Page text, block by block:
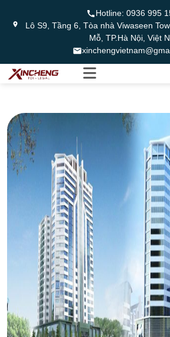
Hotline: 0936 995
Lô S9, Tầng 6, Tòa nhà Viwaseen
Mỗ, TP.Hà Nội, Việt